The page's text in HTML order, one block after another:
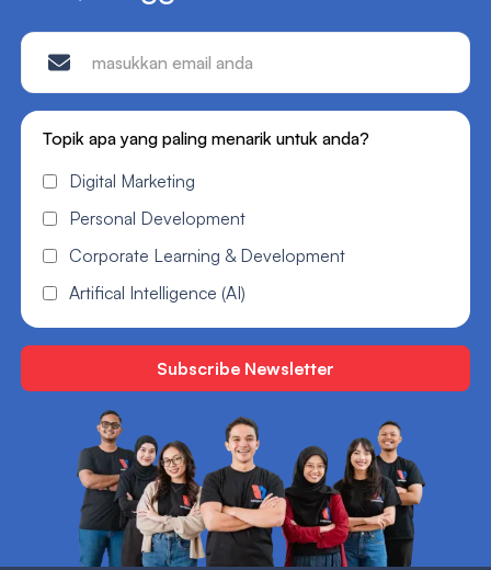
Topik apa yang paling menarik untuk anda?
Digital Marketing
Personal Development
Corporate Learning & Development
Artifical Intelligence (AI)